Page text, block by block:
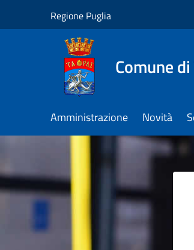
Regione Puglia
Comune
Amministrazione Novità